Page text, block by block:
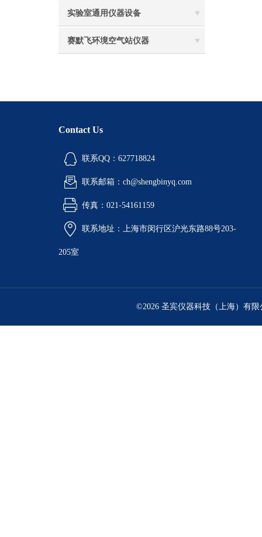
实验室通用仪器设备
赛默飞环境空气站仪器
Contact Us
联系QQ：627718824
联系邮箱：ch@shengbinyq.com
传真：021-54161159
联系地址：上海市闵行区沪光东路88号203-
205室
©2026 圣宾仪器科技（上海）有